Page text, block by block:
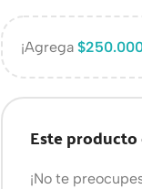
¡Agrega $
Este
¡No te